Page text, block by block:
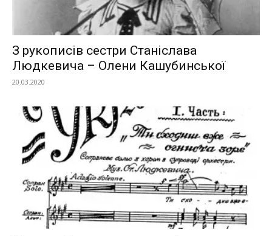
З рукописів сестри Станіслава
Людкевича – Олени Кашубинської
20.03.2020